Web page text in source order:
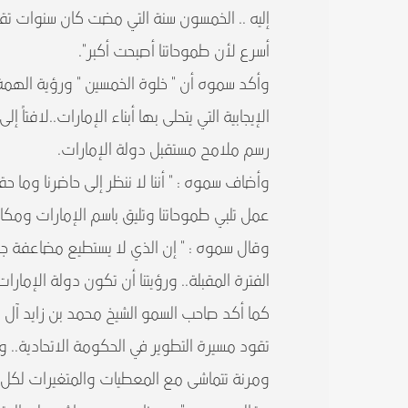
إليه .. الخمسون سنة التي مضت كان سنوات
أسرع لأن طموحاتنا أصبحت أكبر".
وأكد سموه أن " خلوة الخمسين " ورؤية
الإيجابية التي يتحلى بها أبناء
رسم ملامح مستقبل دولة الإمارات.
وأضاف سموه : " أننا لا ننظر إلى حاضرنا وما
عمل تلبي طموحاتنا وتليق باسم الإمارات
الفترة المقبلة.. ورؤيتنا أن تكون دولة
كما أكد صاحب السمو الشيخ محمد بن زايد آل
تقود مسيرة التطوير في الحكومة الاتحادية..
ومرنة تتماشى مع المعطيات والمتغيرات